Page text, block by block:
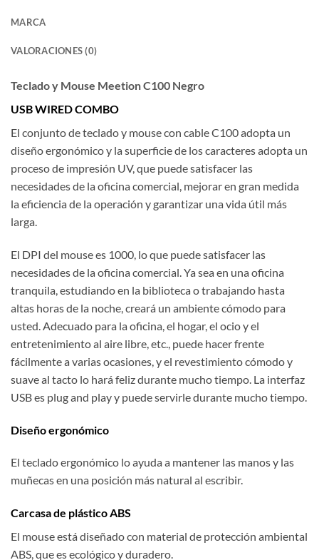
MARCA
VALORACIONES (0)
Teclado y Mouse Meetion C100 Negro
USB WIRED COMBO
El conjunto de teclado y mouse con cable C100 adopta un
diseño ergonómico y la superficie de los caracteres adopta un
proceso de impresión UV, que puede satisfacer las
necesidades de la oficina comercial, mejorar en gran medida
la eficiencia de la operación y garantizar una vida útil más
larga.
El DPI del mouse es 1000, lo que puede satisfacer las
necesidades de la oficina comercial. Ya sea en una oficina
tranquila, estudiando en la biblioteca o trabajando hasta
altas horas de la noche, creará un ambiente cómodo para
usted. Adecuado para la oficina, el hogar, el ocio y el
entretenimiento al aire libre, etc., puede hacer frente
fácilmente a varias ocasiones, y el revestimiento cómodo y
suave al tacto lo hará feliz durante mucho tiempo. La interfaz
USB es plug and play y puede servirle durante mucho tiempo.
Diseño ergonómico
El teclado ergonómico lo ayuda a mantener las manos y las
muñecas en una posición más natural al escribir.
Carcasa de plástico ABS
El mouse está diseñado con material de protección ambiental
ABS, que es ecológico y duradero.